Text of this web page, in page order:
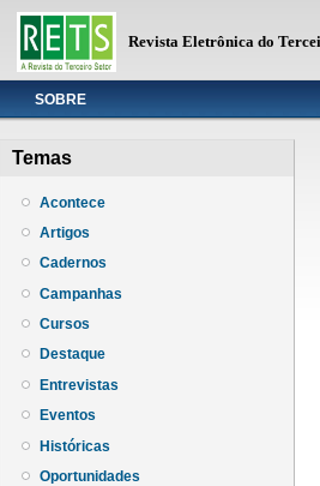
Revista Eletrônica do
InfoSOBRE
Temas
Acontece
Artigos
Cadernos
Campanhas
Cursos
Destaque
Entrevistas
Eventos
Históricas
Oportunidades